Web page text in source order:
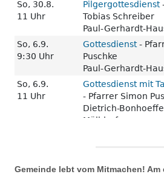
Gemeinde lebt vom Mitmachen!